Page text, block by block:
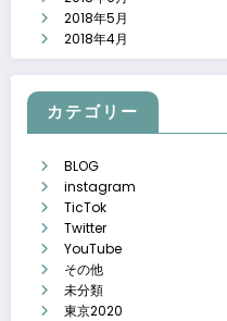
2018年5月
2018年4月
カテゴリー
BLOG
instagram
TicTok
Twitter
YouTube
その他
未分類
東京2020